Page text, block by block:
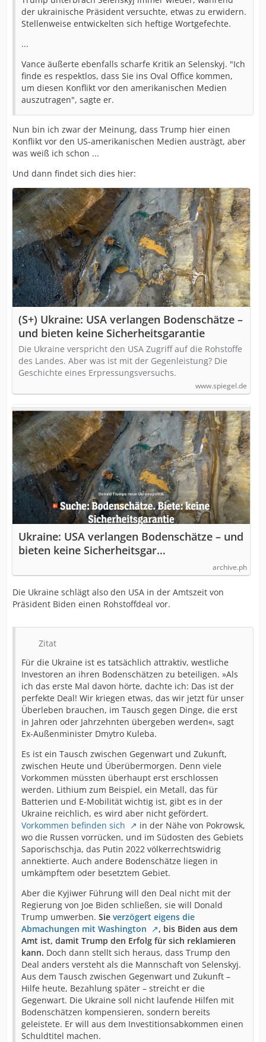
der ukrainische Präsident versuchte, etwas zu erwidern.
Stellenweise entwickelten sich heftige Wortgefechte.
...
Vance äußerte ebenfalls scharfe Kritik an Selenskyj. "Ich
finde es respektlos, dass Sie ins Oval Office kommen,
um diesen Konflikt vor den amerikanischen Medien
auszutragen", sagte er.
Nun bin ich zwar der Meinung, dass Trump hier einen
Konflikt vor den US-amerikanischen Medien austrägt, aber
was weiß ich schon ...
Und dann findet sich dies hier:
(S+) Ukraine: USA verlangen Bodenschätze –
und bieten keine Sicherheitsgarantie
Die Ukraine verspricht den USA Zugriff auf die Rohstoffe
des Landes. Aber was ist mit der Gegenleistung? Die
Geschichte eines Erpressungsversuchs.
www.spiegel.de
Ukraine: USA verlangen Bodenschätze – und
bieten keine Sicherheitsgar…
archive.ph
Die Ukraine schlägt also den USA in der Amtszeit von
Präsident Biden einen Rohstoffdeal vor.
Zitat
Für die Ukraine ist es tatsächlich attraktiv, westliche
Investoren an ihren Bodenschätzen zu beteiligen. »Als
ich das erste Mal davon hörte, dachte ich: Das ist der
perfekte Deal! Wir kriegen etwas, das wir jetzt für unser
Überleben brauchen, im Tausch gegen Dinge, die erst
in Jahren oder Jahrzehnten übergeben werden«, sagt
Ex-Außenminister Dmytro Kuleba.
Es ist ein Tausch zwischen Gegenwart und Zukunft,
zwischen Heute und Überübermorgen. Denn viele
Vorkommen müssten überhaupt erst erschlossen
werden. Lithium zum Beispiel, ein Metall, das für
Batterien und E-Mobilität wichtig ist, gibt es in der
Ukraine reichlich, es wird aber nicht gefördert.
Vorkommen befinden sich
in der Nähe von Pokrowsk,
wo die Russen vorrücken, und im Südosten des Gebiets
Saporischschja, das Putin 2022 völkerrechtswidrig
annektierte. Auch andere Bodenschätze liegen in
umkämpftem oder besetztem Gebiet.
Aber die Kyjiwer Führung will den Deal nicht mit der
Regierung von Joe Biden schließen, sie will Donald
Trump umwerben. Sie verzögert eigens die
Abmachungen mit Washington
, bis Biden aus dem
Amt ist, damit Trump den Erfolg für sich reklamieren
kann. Doch dann stellt sich heraus, dass Trump den
Deal anders versteht als die Mannschaft von Selenskyj.
Aus dem Tausch zwischen Gegenwart und Zukunft –
Hilfe heute, Bezahlung später – streicht er die
Gegenwart. Die Ukraine soll nicht laufende Hilfen mit
Bodenschätzen kompensieren, sondern bereits
geleistete. Er will aus dem Investitionsabkommen einen
Schuldtitel machen.